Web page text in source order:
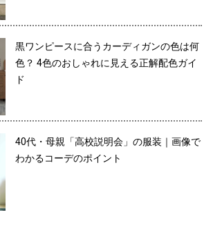
黒ワンピースに合うカーディガンの色は何
色？ 4色のおしゃれに見える正解配色ガイ
ド
40代・母親「高校説明会」の服装｜画像で
わかるコーデのポイント